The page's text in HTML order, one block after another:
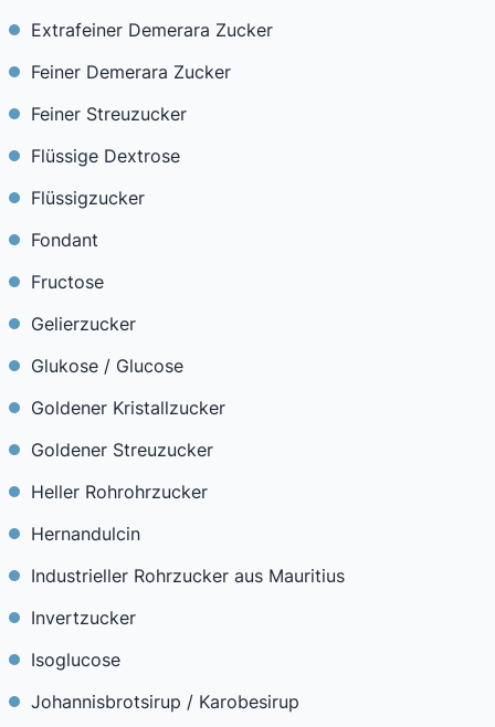
Extrafeiner Demerara Zucker
Feiner Demerara Zucker
Feiner Streuzucker
Flüssige Dextrose
Flüssigzucker
Fondant
Fructose
Gelierzucker
Glukose / Glucose
Goldener Kristallzucker
Goldener Streuzucker
Heller Rohrohrzucker
Hernandulcin
Industrieller Rohrzucker aus Mauritius
Invertzucker
Isoglucose
Johannisbrotsirup / Karobesirup